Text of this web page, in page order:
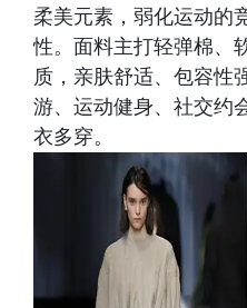
柔美元素，弱化运动的
性。面料主打轻弹棉、
质，亲肤舒适、包容性
游、运动健身、社交约
衣多穿。